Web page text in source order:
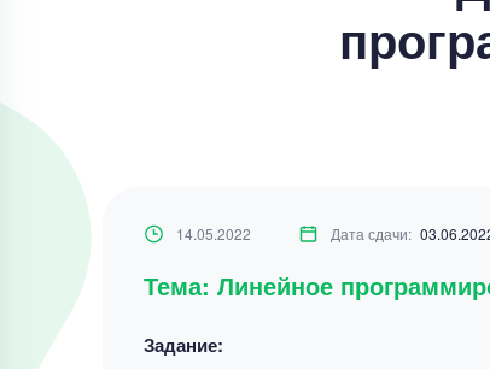
14.05.2022 Дата сдачи:
Тема: Линейное
Задание: